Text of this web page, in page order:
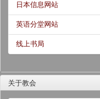
日本信息网站
英语分堂网站
线上书局
关于教会